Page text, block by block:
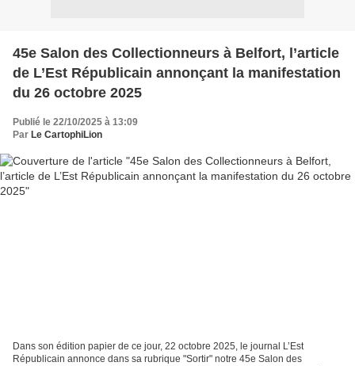
45e Salon des Collectionneurs à Belfort, l’article
de L’Est Républicain annonçant la manifestation
du 26 octobre 2025
Publié le 22/10/2025 à 13:09
Par Le CartophiLion
Dans son édition papier de ce jour, 22 octobre 2025, le journal L’Est
Républicain annonce dans sa rubrique "Sortir" notre 45e Salon des